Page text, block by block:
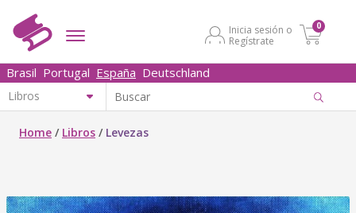
Inicia sesión o
Regístrate
0
Brasil Portugal España Deutschland
Home / Libros / Levezas